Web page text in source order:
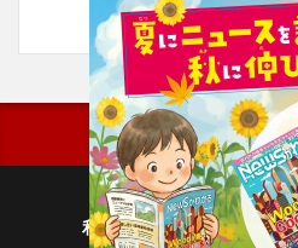
利用規約
プライバシー